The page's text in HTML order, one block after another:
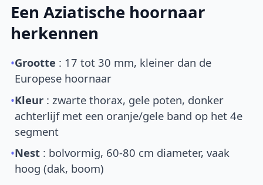
Een Aziatische hoornaar
herkennen
•Grootte : 17 tot 30 mm, kleiner dan de
Europese hoornaar
•Kleur : zwarte thorax, gele poten, donker
achterlijf met een oranje/gele band op het 4e
segment
•Nest : bolvormig, 60-80 cm diameter, vaak
hoog (dak, boom)